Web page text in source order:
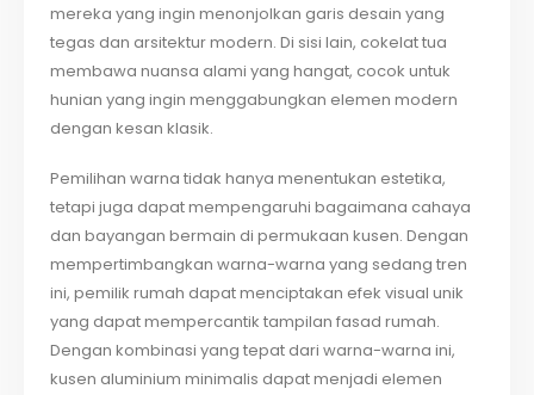
mereka yang ingin menonjolkan garis desain yang
tegas dan arsitektur modern. Di sisi lain, cokelat tua
membawa nuansa alami yang hangat, cocok untuk
hunian yang ingin menggabungkan elemen modern
dengan kesan klasik.
Pemilihan warna tidak hanya menentukan estetika,
tetapi juga dapat mempengaruhi bagaimana cahaya
dan bayangan bermain di permukaan kusen. Dengan
mempertimbangkan warna-warna yang sedang tren
ini, pemilik rumah dapat menciptakan efek visual unik
yang dapat mempercantik tampilan fasad rumah.
Dengan kombinasi yang tepat dari warna-warna ini,
kusen aluminium minimalis dapat menjadi elemen